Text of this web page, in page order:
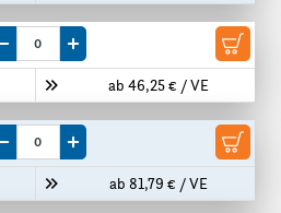
ab 46,25 € / VE
Menge um eine VE reduzieren
Menge um eine VE erhöhen
ab 81,79 € / VE
Menge um eine VE reduzieren
Menge um eine VE erhöhen